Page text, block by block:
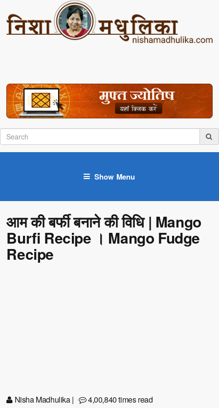
Show Menu
आम की बर्फी बनाने की विधि | Mango
Burfi Recipe । Mango Fudge
Recipe
Nisha Madhulika| 4,00,840 times read